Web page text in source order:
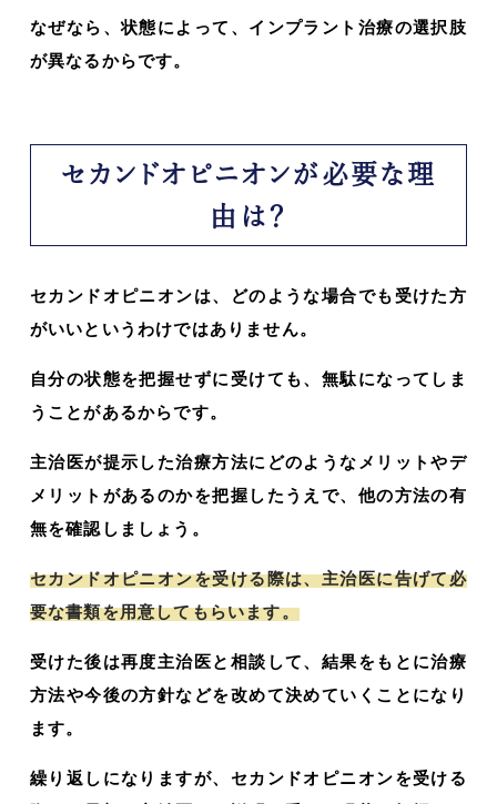
なぜなら、状態によって、インプラント治療の選択肢
が異なるからです。
セカンドオピニオンが必要な理
由は？
セカンドオピニオンは、どのような場合でも受けた方
がいいというわけではありません。
自分の状態を把握せずに受けても、無駄になってしま
うことがあるからです。
主治医が提示した治療方法にどのようなメリットやデ
メリットがあるのかを把握したうえで、他の方法の有
無を確認しましょう。
セカンドオピニオンを受ける際は、主治医に告げて必
要な書類を用意してもらいます。
受けた後は再度主治医と相談して、結果をもとに治療
方法や今後の方針などを改めて決めていくことになり
ます。
繰り返しになりますが、セカンドオピニオンを受ける